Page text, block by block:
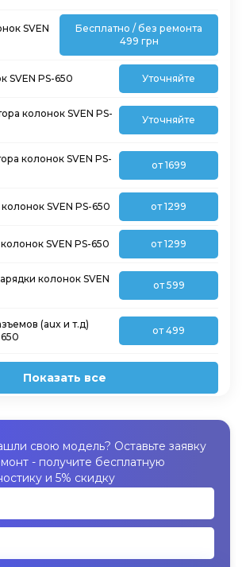
SVEN
Бесплатно / без ремонта
499 грн
SVEN PS-650 Уточняйте
колонок SVEN PS-
Уточняйте
колонок SVEN PS-
от 1699
SVEN PS-650 от 1299
SVEN PS-650 от 1299
колонок SVEN
от 599
(aux и т.д)
от 499
Показать все
свою модель? Оставьте заявку
- получите бесплатную
и 5% скидку